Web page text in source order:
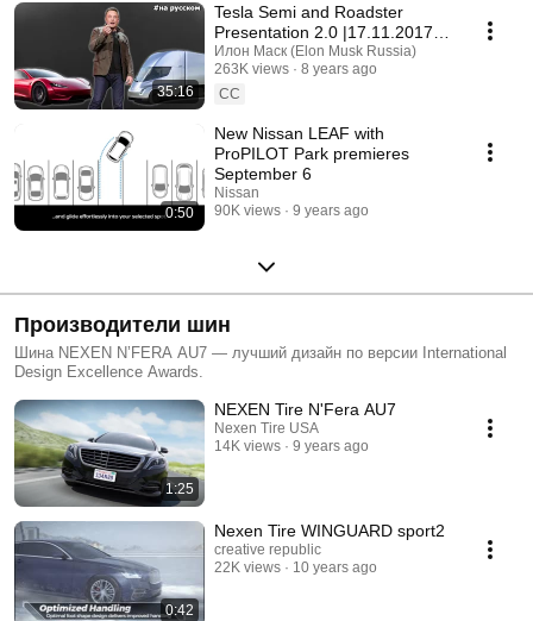
35:16
Tesla Semi and Roadster
Presentation 2.0 |17.11.2017|
(in Russian)
Илон Маск (Elon Musk Russia)
263K views
8 years ago
CC
0:50
New Nissan LEAF with
ProPILOT Park premieres
September 6
Nissan
90K views
9 years ago
Производители шин
Шина NEXEN N’FERA AU7 — лучший дизайн по версии International
Design Excellence Awards.
1:25
NEXEN Tire N'Fera AU7
Nexen Tire USA
14K views
9 years ago
0:42
Nexen Tire WINGUARD sport2
creative republic
22K views
10 years ago